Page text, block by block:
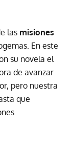
las misiones
En este
su novela el
de avanzar
pero nuestra
que